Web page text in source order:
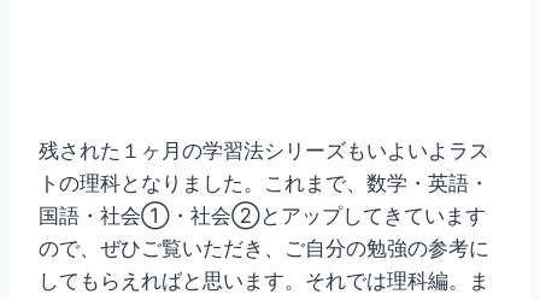
残された１ヶ月の学習法シリーズもいよいよラス
トの理科となりました。これまで、数学・英語・
国語・社会①・社会②とアップしてきています
ので、ぜひご覧いただき、ご自分の勉強の参考に
してもらえればと思います。それでは理科編。ま